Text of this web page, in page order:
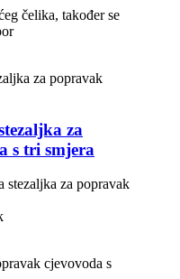
čelika, također se
za
s tri smjera
za popravak